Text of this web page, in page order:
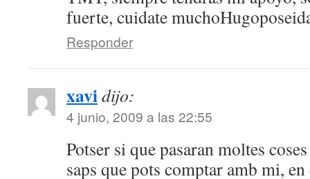
fuerte, cuidate
Responder
xavidijo:
4 junio, 2009 a las 22:55
Potser si que pasaran moltes
saps que pots comptar amb mi,